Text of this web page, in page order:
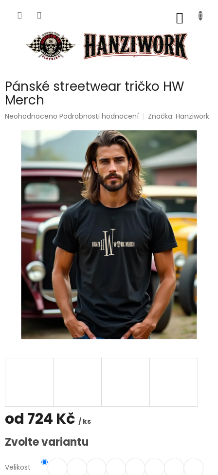
Pánské streetwear tričko HW
Merch
Průměrné
hvězdiček.
Neohodnoceno Podrobnosti hodnocení Značka:Hanziwork
od 724 Kč / ks
Měrná
cena:
Zvolte variantu
Velikost